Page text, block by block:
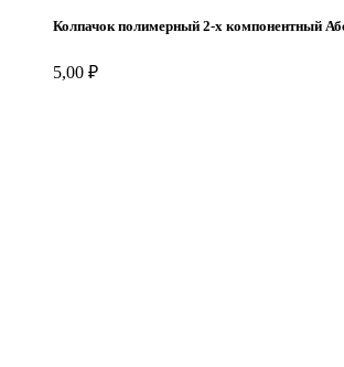
Колпачок полимерный 2-х компонентный
5,00 ₽